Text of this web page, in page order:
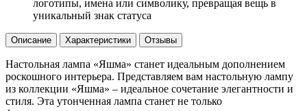
логотипы, имена или символику, превращая вещь в
уникальный знак статуса
Описание Характеристики Отзывы
Настольная лампа «Яшма» станет идеальным дополнением
роскошного интерьера. Представляем вам настольную лампу
из коллекции «Яшма» – идеальное сочетание элегантности и
стиля. Эта утонченная лампа станет не только